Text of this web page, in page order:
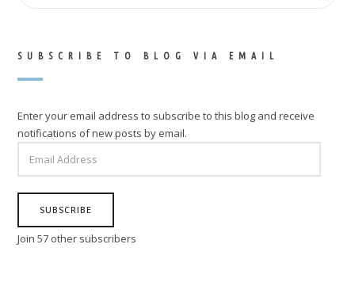
SUBSCRIBE TO BLOG VIA EMAIL
Enter your email address to subscribe to this blog and receive
notifications of new posts by email.
ADDRESS
SUBSCRIBE
Join 57 other subscribers